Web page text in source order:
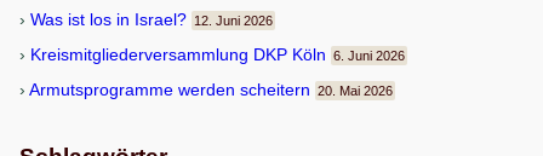
Was ist los in Israel? 12. Juni 2026
Kreis­mit­glie­der­ver­samm­lung DKP Köln 6. Juni 2026
Armuts­pro­gramme wer­den scheitern 20. Mai 2026